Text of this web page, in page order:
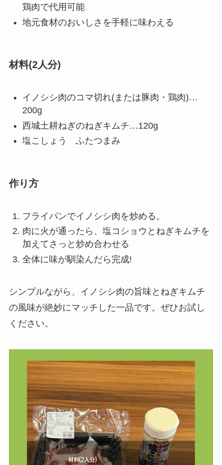
鶏肉で代用可能
地元食材のおいしさを手軽に味わえる
材料(2人分)
イノシシ肉のコマ切れ(または豚肉・鶏肉)…
200g
西城土耕ねぎのねぎキムチ…120g
塩こしょう ふたつまみ
作り方
フライパンでイノシシ肉を炒める。
肉に火が通ったら、塩コショウとねぎキムチを
加えてさっと炒め合わせる
全体に味が馴染んだら完成!
シンプルながら、イノシシ肉の旨味とねぎキムチ
の風味が絶妙にマッチした一品です。ぜひお試し
ください。